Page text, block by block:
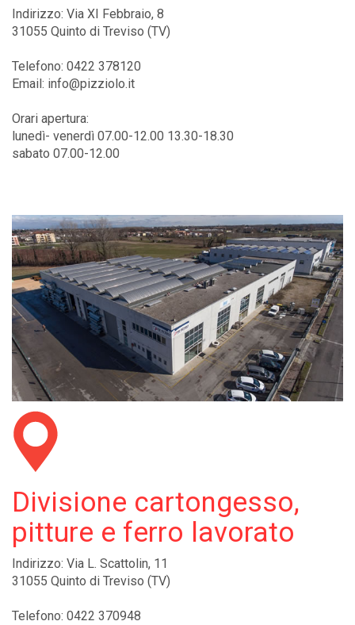
Indirizzo: Via XI Febbraio, 8
31055 Quinto di Treviso (TV)
Telefono: 0422 378120
Email: info@pizziolo.it
Orari apertura:
lunedì- venerdì 07.00-12.00 13.30-18.30
sabato 07.00-12.00
Divisione cartongesso,
pitture e ferro lavorato
Indirizzo: Via L. Scattolin, 11
31055 Quinto di Treviso (TV)
Telefono: 0422 370948